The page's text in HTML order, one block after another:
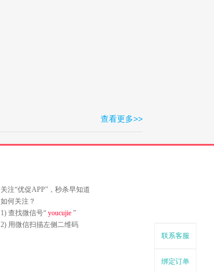
查看更多>>
联系客服
绑定订单
关注“优促APP”，秒杀早知道
如何关注？
1) 查找微信号“ youcujie ”
2) 用微信扫描左侧二维码